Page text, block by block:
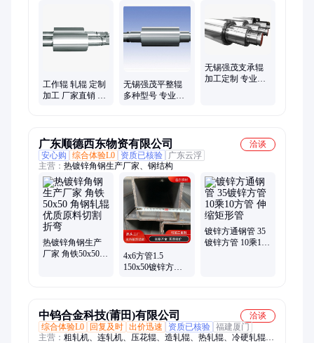
工作辊 轧辊 定制
加工 厂家直销 质
无锡强茂平整辊
多种型号 专业轧
无锡强茂支承辊
加工定制 专业品
广东顺德西东物资有限公司
洽谈
安心购
综合体验L0 资质已核验
广东云浮
主营： 热镀锌角钢生产厂家、钢结构
热镀锌角钢生产
厂家 角铁50x50
4x6方管1.5
150x50镀锌方管
镀锌方通钢管 35
镀锌方管 10乘10
中钨合金科技(莆田)有限公司
洽谈
综合体验L0
回复及时 出价迅速 资质已核验 福建厦门
主营： 粗轧机、连轧机、压花辊、造轧辊、热轧辊、冷硬轧辊、